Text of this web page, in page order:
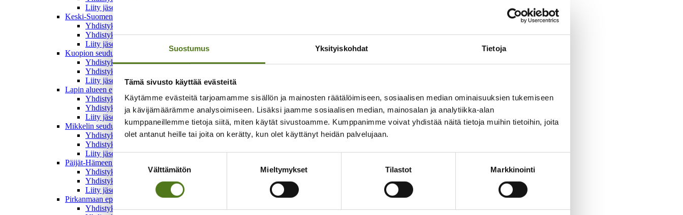
Suostumus Yksityiskohdat Tietoja
Tämä sivusto käyttää evästeitä
Käytämme evästeitä tarjoamamme sisällön ja mainosten räätälöimiseen, sosiaalisen median ominaisuuksien tukemiseen
ja kävijämäärämme analysoimiseen. Lisäksi jaamme sosiaalisen median, mainosalan ja analytiikka-alan
kumppaneillemme tietoja siitä, miten käytät sivustoamme. Kumppanimme voivat yhdistää näitä tietoja muihin tietoihin, joita
olet antanut heille tai joita on kerätty, kun olet käyttänyt heidän palvelujaan.
Suostumuksen
Välttämätön Mieltymykset Tilastot Markkinointi
Liity jäseneksi
Keski-Suomen epilepsiayhdistys
Yhdistyksen tapahtumat
Yhdistyksen yhteystiedot
Liity jäseneksi
Kuopion seudun epilepsiayhdistys
Yhdistyksen tapahtumat
Yhdistyksen yhteystiedot
Liity jäseneksi
Lapin alueen epilepsiayhdistys
Yhdistyksen tapahtumat
Yhdistyksen yhteystiedot
Liity jäseneksi
Mikkelin seudun epilepsiayhdistys
Yhdistyksen tapahtumat
Yhdistyksen yhteystiedot
Liity jäseneksi
Päijät-Hämeen epilepsiayhdistys
Yhdistyksen tapahtumat
Yhdistyksen yhteystiedot
Liity jäseneksi
Pirkanmaan epilepsiayhdistys
Yhdistyksen tapahtumat